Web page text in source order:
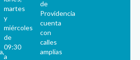
martes
y
miércoles
de
09:30
a
de
Providencia
cuenta
con
calles
amplias